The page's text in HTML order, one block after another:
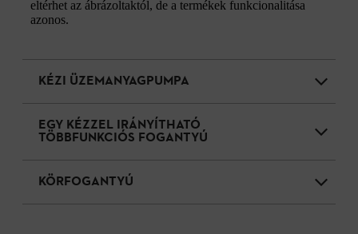
eltérhet az ábrázoltaktól, de a termékek funkcionalitása
azonos.
KÉZI ÜZEMANYAGPUMPA
EGY KÉZZEL IRÁNYÍTHATÓ
TÖBBFUNKCIÓS FOGANTYÚ
KÖRFOGANTYÚ